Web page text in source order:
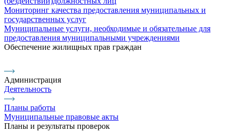
Мониторинг качества предоставления муниципальных и
государственных услуг
Муниципальные услуги, необходимые и обязательные для
предоставления муниципальными учреждениями
Обеспечение жилищных прав граждан
Администрация
Деятельность
Планы работы
Муниципальные правовые акты
Планы и результаты проверок